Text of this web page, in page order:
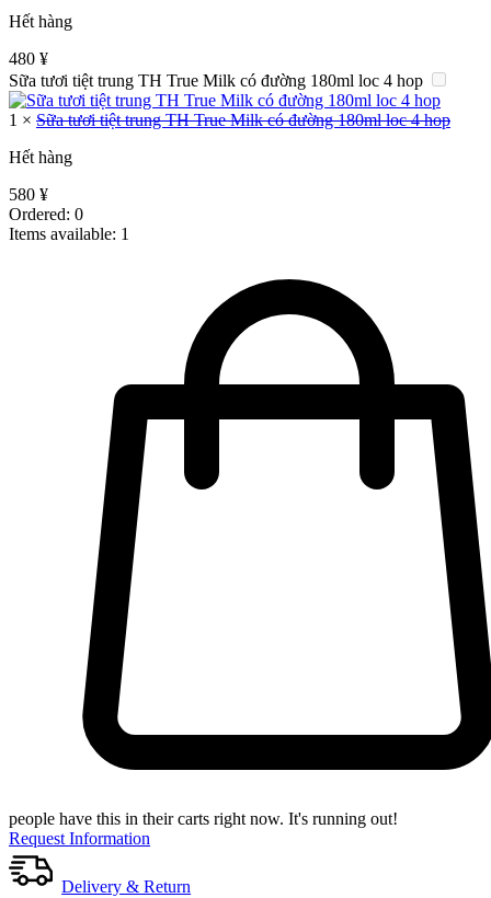
Hết hàng
480 ¥
Sữa tươi tiệt trung TH True Milk có đường 180ml loc 4 hop
1 × Sữa tươi tiệt trung TH True Milk có đường 180ml loc 4 hop
Hết hàng
580 ¥
Ordered: 0
Items available: 1
people have this in their carts right now. It's running out!
Request Information
Delivery & Return